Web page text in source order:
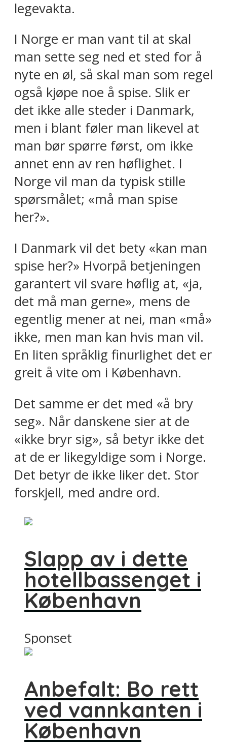
legevakta.
I Norge er man vant til at skal
man sette seg ned et sted for å
nyte en øl, så skal man som regel
også kjøpe noe å spise. Slik er
det ikke alle steder i Danmark,
men i blant føler man likevel at
man bør spørre først, om ikke
annet enn av ren høflighet. I
Norge vil man da typisk stille
spørsmålet; «må man spise
her?».
I Danmark vil det bety «kan man
spise her?» Hvorpå betjeningen
garantert vil svare høflig at, «ja,
det må man gerne», mens de
egentlig mener at nei, man «må»
ikke, men man kan hvis man vil.
En liten språklig finurlighet det er
greit å vite om i København.
Det samme er det med «å bry
seg». Når danskene sier at de
«ikke bryr sig», så betyr ikke det
at de er likegyldige som i Norge.
Det betyr de ikke liker det. Stor
forskjell, med andre ord.
Slapp av i dette
hotellbassenget i
København
Sponset
Anbefalt: Bo rett
ved vannkanten i
København